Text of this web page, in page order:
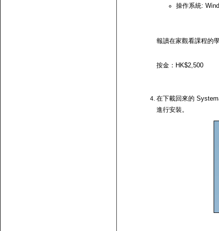
操作系統:
報讀在家觀看課程的
按金：HK$2,500
在下載回來的
進行安裝。